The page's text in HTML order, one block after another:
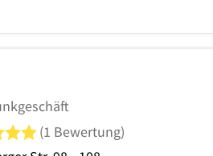
5 von 5 Sternen
(1 Bewertung)